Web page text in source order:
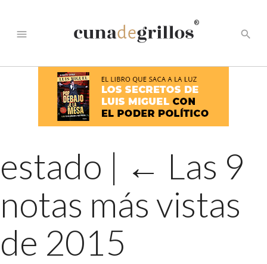
menu
®
search
estado | ← Las 9
notas más vistas
de 2015